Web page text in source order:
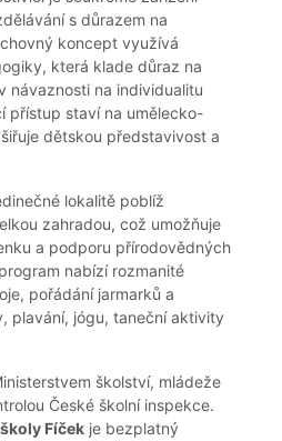
s důrazem na
koncept využívá
která klade důraz na
návaznosti na individualitu
přístup staví na umělecko-
dětskou představivost a
lokalitě poblíž
zahradou, což umožňuje
a podporu přírodovědných
nabízí rozmanité
pořádání jarmarků a
plavání, jógu, taneční aktivity
školství, mládeže
České školní inspekce.
Fíček je bezplatný